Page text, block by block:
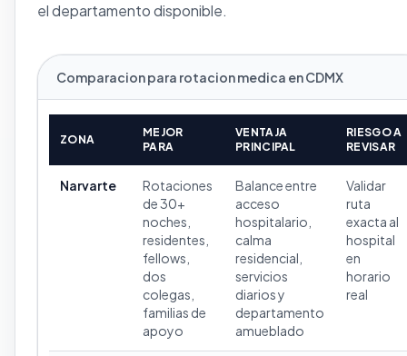
el departamento disponible.
Comparacion para rotacion medica en CDMX
ZONA
MEJOR
PARA
VENTAJA
PRINCIPAL
RIESGO A
REVISAR
Narvarte
Rotaciones
de 30+
noches,
residentes,
fellows,
dos
colegas,
familias de
apoyo
Balance entre
acceso
hospitalario,
calma
residencial,
servicios
diarios y
departamento
amueblado
Validar
ruta
exacta al
hospital
en
horario
real